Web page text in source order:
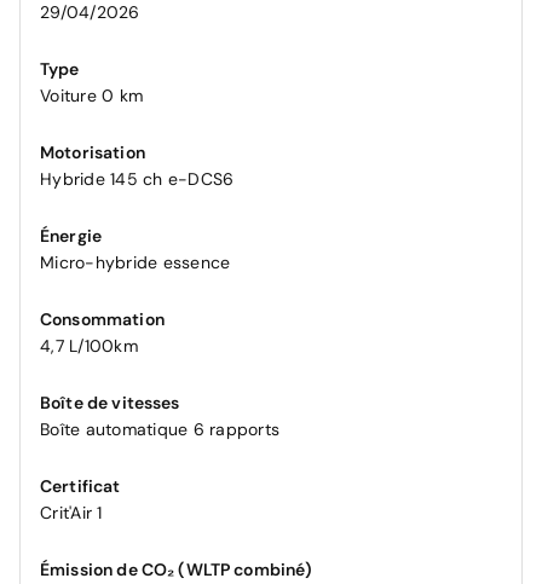
29/04/2026
Type
Voiture 0 km
Motorisation
Hybride 145 ch e-DCS6
Énergie
Micro-hybride essence
Consommation
4,7 L/100km
Boîte de vitesses
Boîte automatique 6 rapports
Certificat
Crit'Air 1
Émission de CO₂ (WLTP combiné)